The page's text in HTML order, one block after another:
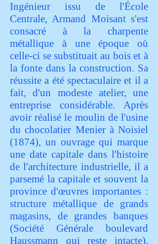
Ingénieur issu de l'École
Centrale, Armand Moisant s'est
consacré à la charpente
métallique à une époque où
celle-ci se substituait au bois et à
la fonte dans la construction. Sa
réussite a été spectaculaire et il a
fait, d'un modeste atelier, une
entreprise considérable. Après
avoir réalisé le moulin de l'usine
du chocolatier Menier à Noisiel
(1874), un ouvrage qui marque
une date capitale dans l'histoire
de l'architecture industrielle, il a
parsemé la capitale et souvent la
province d'œuvres importantes :
structure métallique de grands
magasins, de grandes banques
(Société Générale boulevard
Haussmann qui reste intacte),